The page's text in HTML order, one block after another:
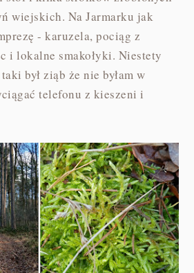
wiejskich. Na Jarmarku jak
- karuzela, pociąg z
i lokalne smakołyki. Niestety
był ziąb że nie byłam w
telefonu z kieszeni i